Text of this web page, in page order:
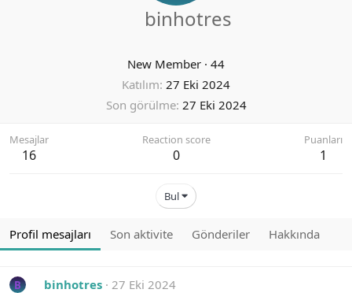
binhotres
New Member · 44
Katılım 27 Eki 2024
Son görülme 27 Eki 2024
Mesajlar
16
Reaction score
0
Puanları
1
Bul
Profil mesajları Son aktivite Gönderiler Hakkında
B binhotres 27 Eki 2024